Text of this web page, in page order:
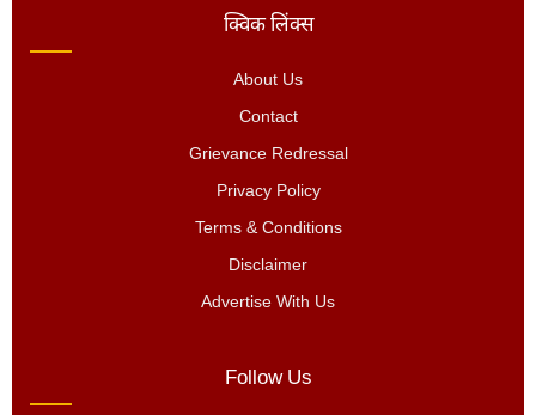
क्विक लिंक्स
About Us
Contact
Grievance Redressal
Privacy Policy
Terms & Conditions
Disclaimer
Advertise With Us
Follow Us